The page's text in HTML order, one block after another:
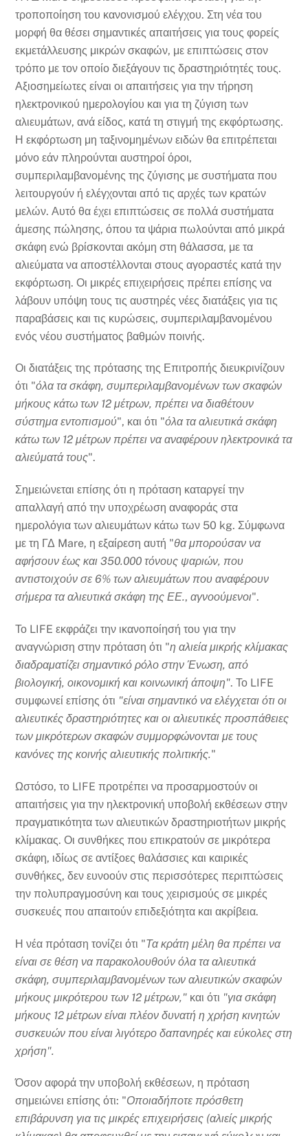
τροποποίηση του κανονισμού ελέγχου. Στη νέα του
μορφή θα θέσει σημαντικές απαιτήσεις για τους φορείς
εκμετάλλευσης μικρών σκαφών, με επιπτώσεις στον
τρόπο με τον οποίο διεξάγουν τις δραστηριότητές τους.
Αξιοσημείωτες είναι οι απαιτήσεις για την τήρηση
ηλεκτρονικού ημερολογίου και για τη ζύγιση των
αλιευμάτων, ανά είδος, κατά τη στιγμή της εκφόρτωσης.
Η εκφόρτωση μη ταξινομημένων ειδών θα επιτρέπεται
μόνο εάν πληρούνται αυστηροί όροι,
συμπεριλαμβανομένης της ζύγισης με συστήματα που
λειτουργούν ή ελέγχονται από τις αρχές των κρατών
μελών. Αυτό θα έχει επιπτώσεις σε πολλά συστήματα
άμεσης πώλησης, όπου τα ψάρια πωλούνται από μικρά
σκάφη ενώ βρίσκονται ακόμη στη θάλασσα, με τα
αλιεύματα να αποστέλλονται στους αγοραστές κατά την
εκφόρτωση. Οι μικρές επιχειρήσεις πρέπει επίσης να
λάβουν υπόψη τους τις αυστηρές νέες διατάξεις για τις
παραβάσεις και τις κυρώσεις, συμπεριλαμβανομένου
ενός νέου συστήματος βαθμών ποινής.
Οι διατάξεις της πρότασης της Επιτροπής διευκρινίζουν
ότι "όλα τα σκάφη, συμπεριλαμβανομένων των σκαφών
μήκους κάτω των 12 μέτρων, πρέπει να διαθέτουν
σύστημα εντοπισμού", και ότι "όλα τα αλιευτικά σκάφη
κάτω των 12 μέτρων πρέπει να αναφέρουν ηλεκτρονικά τα
αλιεύματά τους".
Σημειώνεται επίσης ότι η πρόταση καταργεί την
απαλλαγή από την υποχρέωση αναφοράς στα
ημερολόγια των αλιευμάτων κάτω των 50 kg. Σύμφωνα
με τη ΓΔ Mare, η εξαίρεση αυτή "θα μπορούσαν να
αφήσουν έως και 350.000 τόνους ψαριών, που
αντιστοιχούν σε 6% των αλιευμάτων που αναφέρουν
σήμερα τα αλιευτικά σκάφη της ΕΕ.,αγνοούμενοι".
Το LIFE εκφράζει την ικανοποίησή του για την
αναγνώριση στην πρόταση ότι "η αλιεία μικρής κλίμακας
διαδραματίζει σημαντικό ρόλο στην Ένωση, από
βιολογική, οικονομική και κοινωνική άποψη". Το LIFE
συμφωνεί επίσης ότι "είναι σημαντικό να ελέγχεται ότι οι
αλιευτικές δραστηριότητες και οι αλιευτικές προσπάθειες
των μικρότερων σκαφών συμμορφώνονται με τους
κανόνες της κοινής αλιευτικής πολιτικής."
Ωστόσο, το LIFE προτρέπει να προσαρμοστούν οι
απαιτήσεις για την ηλεκτρονική υποβολή εκθέσεων στην
πραγματικότητα των αλιευτικών δραστηριοτήτων μικρής
κλίμακας. Οι συνθήκες που επικρατούν σε μικρότερα
σκάφη, ιδίως σε αντίξοες θαλάσσιες και καιρικές
συνθήκες, δεν ευνοούν στις περισσότερες περιπτώσεις
την πολυπραγμοσύνη και τους χειρισμούς σε μικρές
συσκευές που απαιτούν επιδεξιότητα και ακρίβεια.
Η νέα πρόταση τονίζει ότι "Τα κράτη μέλη θα πρέπει να
είναι σε θέση να παρακολουθούν όλα τα αλιευτικά
σκάφη, συμπεριλαμβανομένων των αλιευτικών σκαφών
μήκους μικρότερου των 12 μέτρων," και ότι "για σκάφη
μήκους 12 μέτρων είναι πλέον δυνατή η χρήση κινητών
συσκευών που είναι λιγότερο δαπανηρές και εύκολες στη
χρήση".
Όσον αφορά την υποβολή εκθέσεων, η πρόταση
σημειώνει επίσης ότι: "Οποιαδήποτε πρόσθετη
επιβάρυνση για τις μικρές επιχειρήσεις (αλιείς μικρής